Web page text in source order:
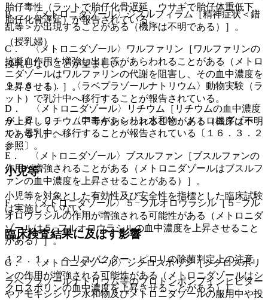
胎仔毒性（ラットで胎仔化骨遅延、ウサギで胎仔体重低下、
胎仔化骨遅延）が報告されている。
（授乳婦）
授乳しないことが望ましい。
９．６．１． 〈ラベプラゾールナトリウム〉動物実験（ラ
ット）で乳汁中へ移行することが報告されている。
９．６．２． 〈アモキシシリン水和物、メトロニダゾー
ル〉母乳中へ移行することが報告されている〔１６．３．２
参照〕。
小児等
小児等を対象とした有効性及び安全性を指標とした臨床試験
は実施していない。
臨床検査結果に及ぼす影響
１２．１． ヘリコバクター・ピロリの除菌判定上の注意
ラベプラゾールナトリウム等のプロトンポンプインヒビター
やアモキシシリン水和物及びメトロニダゾールの服用中や投
B． 〈メトロニダゾール〉ジスルフィラム［精神症状＜錯
乱等＞が出現することがある（機序は不明である）］。
C． 〈メトロニダゾール〉ワルファリン［ワルファリンの
抗凝血作用を増強し出血等があらわれることがある（メトロ
ニダゾールはワルファリンの代謝を阻害し、その血中濃度を
上昇させる）］。
D． 〈メトロニダゾール〉リチウム［リチウムの血中濃度
が上昇しリチウム中毒があらわれることがある（機序は不明
である）］。
E． 〈メトロニダゾール〉ブスルファン［ブスルファンの
作用が増強されることがある（メトロニダゾールはブスルフ
ァンの血中濃度を上昇させることがある）］。
F． 〈メトロニダゾール〉５−フルオロウラシル［５−フル
オロウラシルの作用が増強される可能性がある（メトロニダ
ゾールは５−フルオロウラシルの血中濃度を上昇させること
がある）］。
G． 〈メトロニダゾール〉シクロスポリン［シクロスポリ
ンの作用が増強される可能性がある（メトロニダゾールはシ
クロスポリンの血中濃度を上昇させることがある）］。